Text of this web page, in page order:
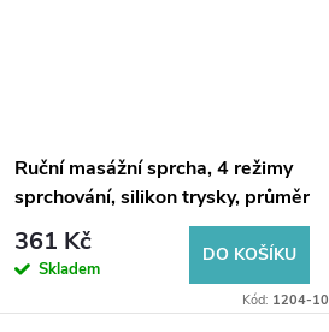
Ruční masážní sprcha, 4 režimy
sprchování, silikon trysky, průměr
123mm, chrom
361 Kč
Skladem
DO KOŠÍKU
Kód: 1204-10